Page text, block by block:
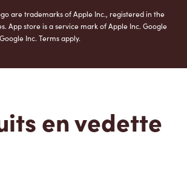
are trademarks of Apple Inc., registered in the
App store is a service mark of Apple Inc. Google
Inc. Terms apply.
en vedette